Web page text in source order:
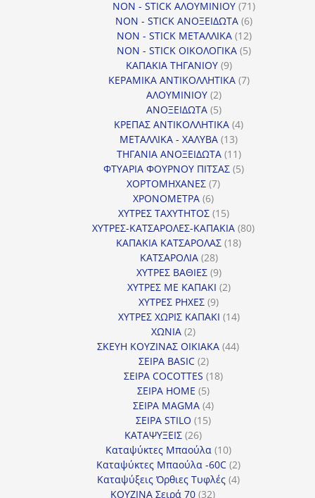
προϊόντα
NON - STICK ΑΛΟΥΜΙΝΙΟΥ 7171
προϊόντα
NON - STICK ΑΝΟΞΕΙΔΩΤΑ 66
προϊόντα
NON - STICK ΜΕΤΑΛΛΙΚΑ 1212
προϊόντα
NON - STICK ΟΙΚΟΛΟΓΙΚΑ 55
ΚΑΠΑΚΙΑ ΤΗΓΑΝΙΟΥ 99
προϊόντα
ΚΕΡΑΜΙΚΑ ΑΝΤΙΚΟΛΛΗΤΙΚΑ 77
ΑΛΟΥΜΙΝΙΟΥ 22
προϊόντα
ΑΝΟΞΕΙΔΩΤΑ 55
προϊόντα
ΚΡΕΠΑΣ ΑΝΤΙΚΟΛΛΗΤΙΚΑ 44
ΜΕΤΑΛΛΙΚΑ - ΧΑΛΥΒΑ 1313
προϊόντα
ΤΗΓΑΝΙΑ ΑΝΟΞΕΙΔΩΤΑ 1111
προϊόντα
ΦΤΥΑΡΙΑ ΦΟΥΡΝΟΥ ΠΙΤΣΑΣ 55
ΧΟΡΤΟΜΗΧΑΝΕΣ 77
ΧΡΟΝΟΜΕΤΡΑ 66
προϊόντα
ΧΥΤΡΕΣ ΤΑΧΥΤΗΤΟΣ 1515
προϊόντα
ΧΥΤΡΕΣ-ΚΑΤΣΑΡΟΛΕΣ-ΚΑΠΑΚΙΑ 8080
ΚΑΠΑΚΙΑ ΚΑΤΣΑΡΟΛΑΣ 1818
ΚΑΤΣΑΡΟΛΙΑ 2828
προϊόντα
ΧΥΤΡΕΣ ΒΑΘΙΕΣ 99
προϊόντα
ΧΥΤΡΕΣ ΜΕ ΚΑΠΑΚΙ 22
ΧΥΤΡΕΣ ΡΗΧΕΣ 99
προϊόντα
ΧΥΤΡΕΣ ΧΩΡΙΣ ΚΑΠΑΚΙ 1414
ΧΩΝΙΑ 22
προϊόντα
ΣΚΕΥΗ ΚΟΥΖΙΝΑΣ ΟΙΚΙΑΚΑ 4444
ΣΕΙΡΑ BASIC 22
προϊόντα
ΣΕΙΡΑ COCOTTES 1818
ΣΕΙΡΑ HOME 55
προϊόντα
ΣΕΙΡΑ MAGMA 44
προϊόντα
ΣΕΙΡΑ STILO 1515
ΚΑΤΑΨΥΞΕΙΣ 2626
προϊόντα
Καταψύκτες Μπαούλα 1010
προϊόντα
Καταψύκτες Μπαούλα -60C 22
προϊόντα
Καταψύξεις Όρθιες Τυφλές 44
ΚΟΥΖΙΝΑ Σειρά 70 3232